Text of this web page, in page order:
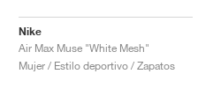
Nike
Air Max Muse "White Mesh"
Mujer / Estilo deportivo / Zapatos